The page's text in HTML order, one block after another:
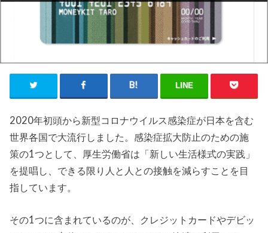
LINE
2020年初頭から新型コロナウイルス感染症が日本を含む
世界各国で大流行しました。感染症拡大防止のための施
策の1つとして、厚生労働省は「新しい生活様式の実践」
を提唱し、できる限り人と人との接触を減らすことを目
指しています。
その1つに含まれているのが、クレジットカードやデビッ